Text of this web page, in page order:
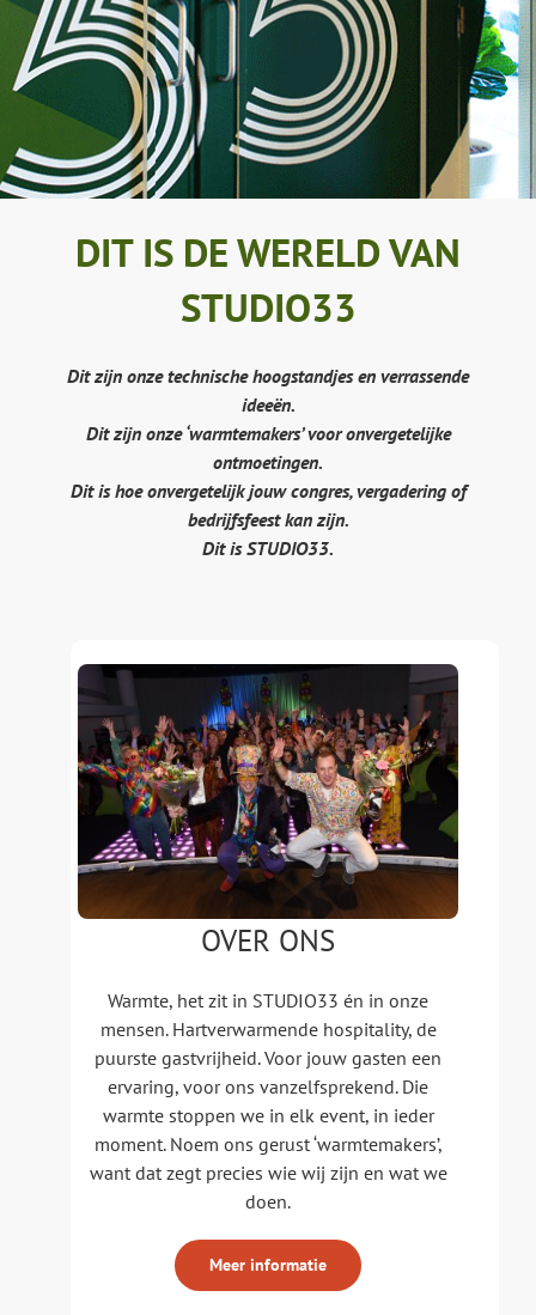
DIT IS DE WERELD VAN
STUDIO33
Dit zijn onze technische hoogstandjes en verrassende
ideeën.
Dit zijn onze ‘warmtemakers’ voor onvergetelijke
ontmoetingen.
Dit is hoe onvergetelijk jouw congres, vergadering of
bedrijfsfeest kan zijn.
Dit is STUDIO33.
OVER ONS
Warmte, het zit in STUDIO33 én in onze
mensen. Hartverwarmende hospitality, de
puurste gastvrijheid. Voor jouw gasten een
ervaring, voor ons vanzelfsprekend. Die
warmte stoppen we in elk event, in ieder
moment. Noem ons gerust ‘warmtemakers’,
want dat zegt precies wie wij zijn en wat we
doen.
Meer informatie